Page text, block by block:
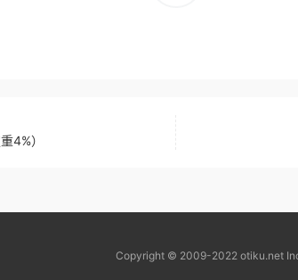
4%）
Copyright © 2009-2022 otiku.net